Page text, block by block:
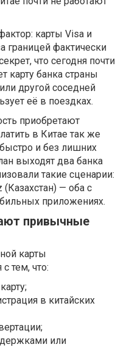
карты Visa и
границей фактически
что сегодня почти
карту банка страны
другой соседней
её в поездках.
приобретают
в Китае так же
и без лишних
выходят два банка
такие сценарии:
(Казахстан) — оба с
приложениях.
привычные
карты
тем, что:
в китайских
или